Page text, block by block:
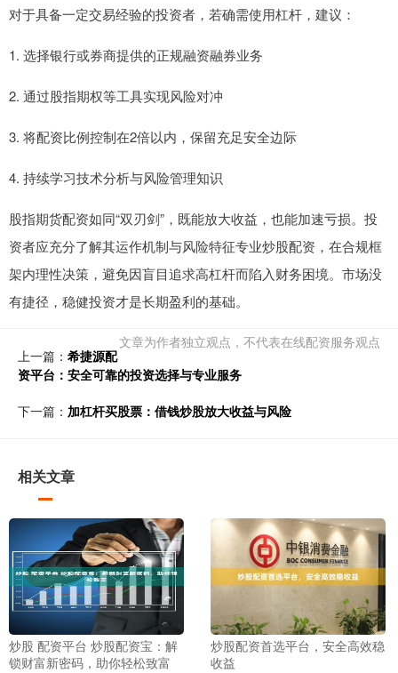
对于具备一定交易经验的投资者，若确需使用杠杆，建议：
1. 选择银行或券商提供的正规融资融券业务
2. 通过股指期权等工具实现风险对冲
3. 将配资比例控制在2倍以内，保留充足安全边际
4. 持续学习技术分析与风险管理知识
股指期货配资如同“双刃剑”，既能放大收益，也能加速亏损。投
资者应充分了解其运作机制与风险特征专业炒股配资，在合规框
架内理性决策，避免因盲目追求高杠杆而陷入财务困境。市场没
有捷径，稳健投资才是长期盈利的基础。
文章为作者独立观点，不代表在线配资服务观点
上一篇： 希捷源配
资平台：安全可靠的投资选择与专业服务
下一篇： 加杠杆买股票：借钱炒股放大收益与风险
相关文章
炒股 配资平台 炒股配资宝：解
锁财富新密码，助你轻松致富
炒股配资首选平台，安全高效稳
收益